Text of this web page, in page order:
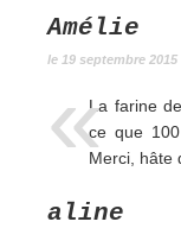
Amélie
le 19 septembre 2015
La farine
ce que
Merci, hâte
aline